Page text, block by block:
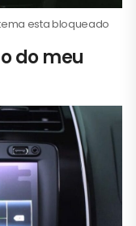
esta bloqueado
do meu